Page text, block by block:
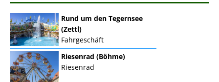
Rund um den Tegernsee
(Zettl)
Fahrgeschäft
Riesenrad (Böhme)
Riesenrad